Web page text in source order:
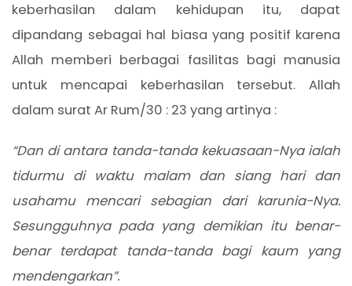
keberhasilan dalam kehidupan itu, dapat
dipandang sebagai hal biasa yang positif karena
Allah memberi berbagai fasilitas bagi manusia
untuk mencapai keberhasilan tersebut. Allah
dalam surat Ar Rum/30 : 23 yang artinya :
“Dan di antara tanda-tanda kekuasaan-Nya ialah
tidurmu di waktu malam dan siang hari dan
usahamu mencari sebagian dari karunia-Nya.
Sesungguhnya pada yang demikian itu benar-
benar terdapat tanda-tanda bagi kaum yang
mendengarkan”.